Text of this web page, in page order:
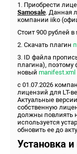
1. Приобрести
Samosale. Данная
компании iiko
Стоит 900 рублей
2. Скачать плагин
3. ID файла
плагина),
новый manifest.xml
с 01.07.2026
лицензий для LT-
Актуальные
собственную
должны повлиять
используется
обновить ее до
Установка и